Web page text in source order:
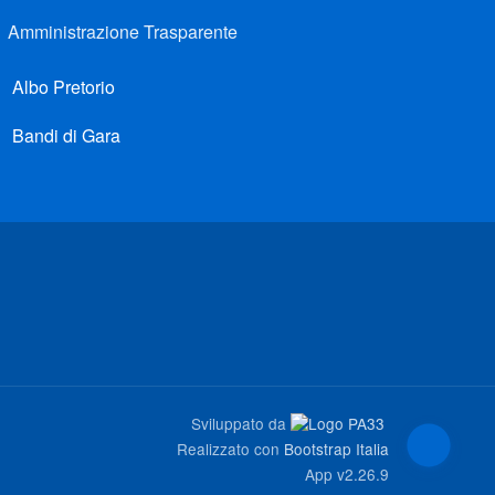
Amministrazione Trasparente
Albo Pretorio
Bandi di Gara
Sviluppato da
Realizzato con Bootstrap Italia
App v2.26.9